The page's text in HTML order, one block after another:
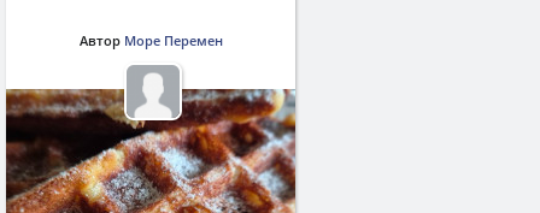
Автор Море Перемен